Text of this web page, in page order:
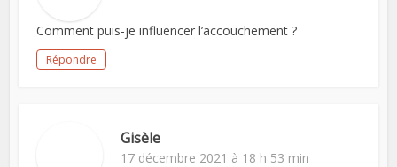
Comment puis-je influencer l’accouchement ?
Répondre
Gisèle
17 décembre 2021 à 18 h 53 min